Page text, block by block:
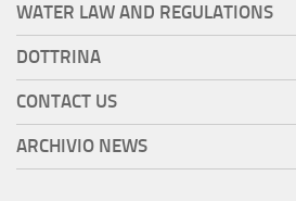
WATER LAW AND REGULATIONS
DOTTRINA
CONTACT US
ARCHIVIO NEWS